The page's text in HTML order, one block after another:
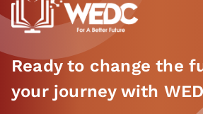
Ready to change the
your journey with